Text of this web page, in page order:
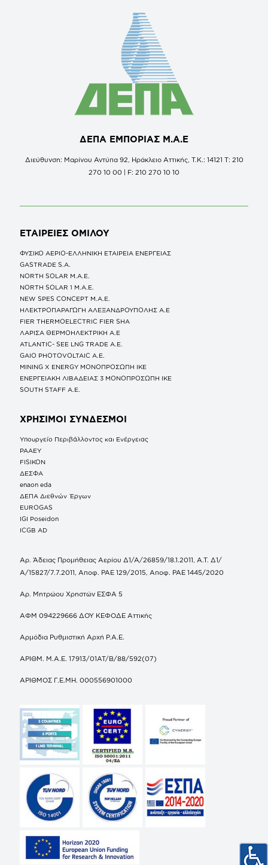
ΔΕΠΑ ΕΜΠΟΡΙΑΣ Μ.Α.Ε
Διεύθυνση: Μαρίνου Αντύπα 92, Ηράκλειο Αττικής, Τ.Κ.: 14121 Τ: 210
270 10 00 | F: 210 270 10 10
ΕΤΑΙΡΕΙΕΣ ΟΜΙΛΟΥ
ΦΥΣΙΚΟ ΑΕΡΙΟ-ΕΛΛΗΝΙΚΗ ΕΤΑΙΡΕΙΑ ΕΝΕΡΓΕΙΑΣ
GASTRADE S.A.
NORTH SOLAR M.Α.Ε.
NORTH SOLAR 1 M.Α.Ε.
NEW SPES CONCEPT Μ.Α.Ε.
ΗΛΕΚΤΡΟΠΑΡΑΓΩΓΗ ΑΛΕΞΑΝΔΡΟΥΠΟΛΗΣ A.E
FIER THERMOELECTRIC FIER SHA
ΛΑΡΙΣΑ ΘΕΡΜΟΗΛΕΚΤΡΙΚΗ A.E
ATLANTIC- SEE LNG TRADE A.E.
GAIO PHOTOVOLTAIC Α.Ε.
MINING X ENERGY ΜΟΝΟΠΡΟΣΩΠΗ ΙΚΕ
ΕΝΕΡΓΕΙΑΚΗ ΛΙΒΑΔΕΙΑΣ 3 ΜΟΝΟΠΡΟΣΩΠΗ ΙΚΕ
SOUTH STAFF Α.Ε.
ΧΡΗΣΙΜΟΙ ΣΥΝΔΕΣΜΟΙ
Υπουργείο Περιβάλλοντος και Ενέργειας
ΡΑΑΕΥ
FISIKON
ΔΕΣΦΑ
enaon eda
ΔΕΠΑ Διεθνών Έργων
EUROGAS
IGI Poseidon
ICGB AD
Αρ. Άδειας Προμήθειας Αερίου Δ1/Α/26859/18.1.2011, Α.Τ. Δ1/
Α/15827/7.7.2011, Αποφ. ΡΑΕ 129/2015, Αποφ. ΡΑΕ 1445/2020
Αρ. Μητρώου Χρηστών ΕΣΦΑ 5
ΑΦΜ 094229666 ΔΟΥ ΚΕΦΟΔΕ Αττικής
Αρμόδια Ρυθμιστική Αρχή Ρ.Α.Ε.
ΑΡΙΘΜ. Μ.Α.Ε. 17913/01ΑΤ/Β/88/592(07)
ΑΡΙΘΜΟΣ Γ.Ε.ΜΗ. 000556901000